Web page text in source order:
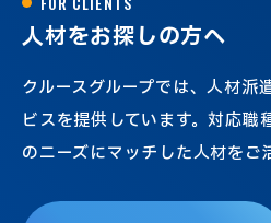
人材をお探しの方へ
クルースグループでは、人材派
ビスを提供しています。対応職
のニーズにマッチした人材をご